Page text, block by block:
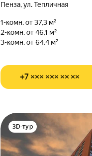
Пенза, ул. Тепличная
1-комн. от 37,3 м²
2-комн. от 46,1 м²
3-комн. от 64,4 м²
+7 ××× ××× ×× ××
3D-тур